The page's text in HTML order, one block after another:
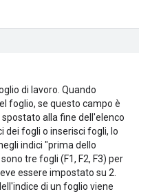
di lavoro. Quando
foglio, se questo campo è
alla fine dell'elenco
dei fogli o inserisci fogli, lo
indici "prima dello
tre fogli (F1, F2, F3) per
essere impostato su 2.
di un foglio viene